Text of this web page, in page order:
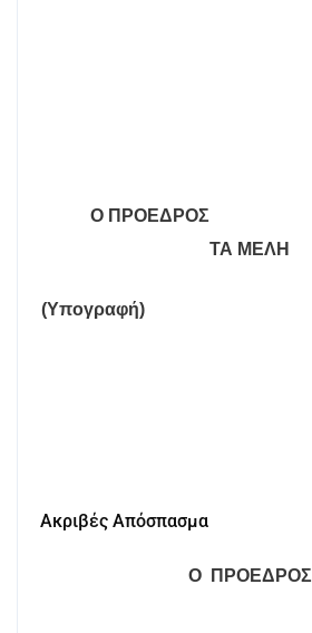
Ο ΠΡΟΕΔΡΟΣ
ΤΑ ΜΕΛΗ
(Υπογραφή)
Ακριβές Απόσπασμα
Ο ΠΡΟΕΔΡΟΣ